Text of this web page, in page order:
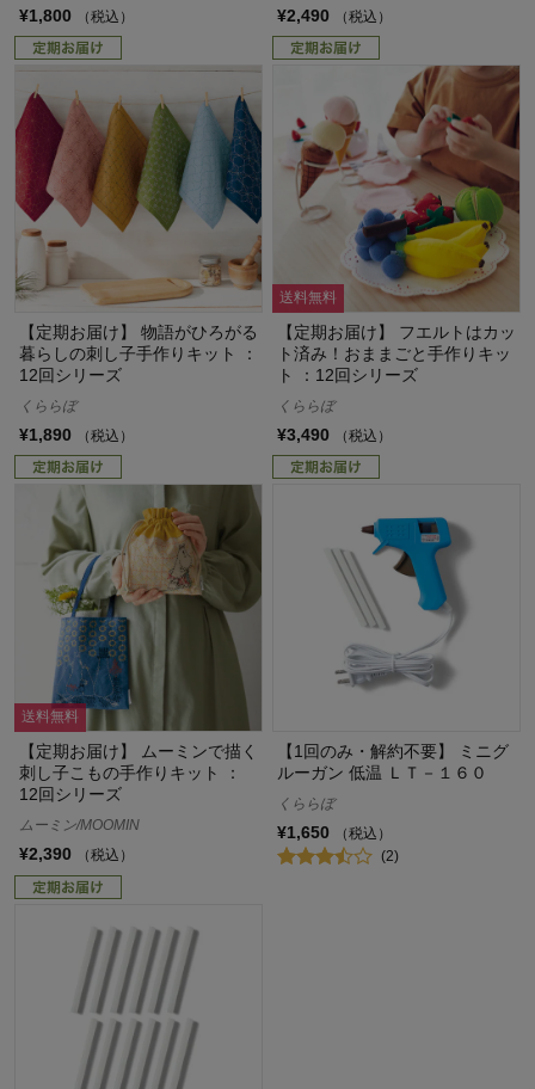
¥1,800 （税込） ¥2,490 （税込）
【定期お届け】 物語がひろがる
暮らしの刺し子手作りキット ：
12回シリーズ
くららぼ
¥1,890 （税込）
送料無料
【定期お届け】 フエルトはカッ
ト済み！おままごと手作りキッ
ト ：12回シリーズ
くららぼ
¥3,490 （税込）
送料無料
【定期お届け】 ムーミンで描く
刺し子こもの手作りキット ：
12回シリーズ
ムーミン/MOOMIN
¥2,390 （税込）
【1回のみ・解約不要】 ミニグ
ルーガン 低温 ＬＴ－１６０
くららぼ
¥1,650
（税込）
(2)